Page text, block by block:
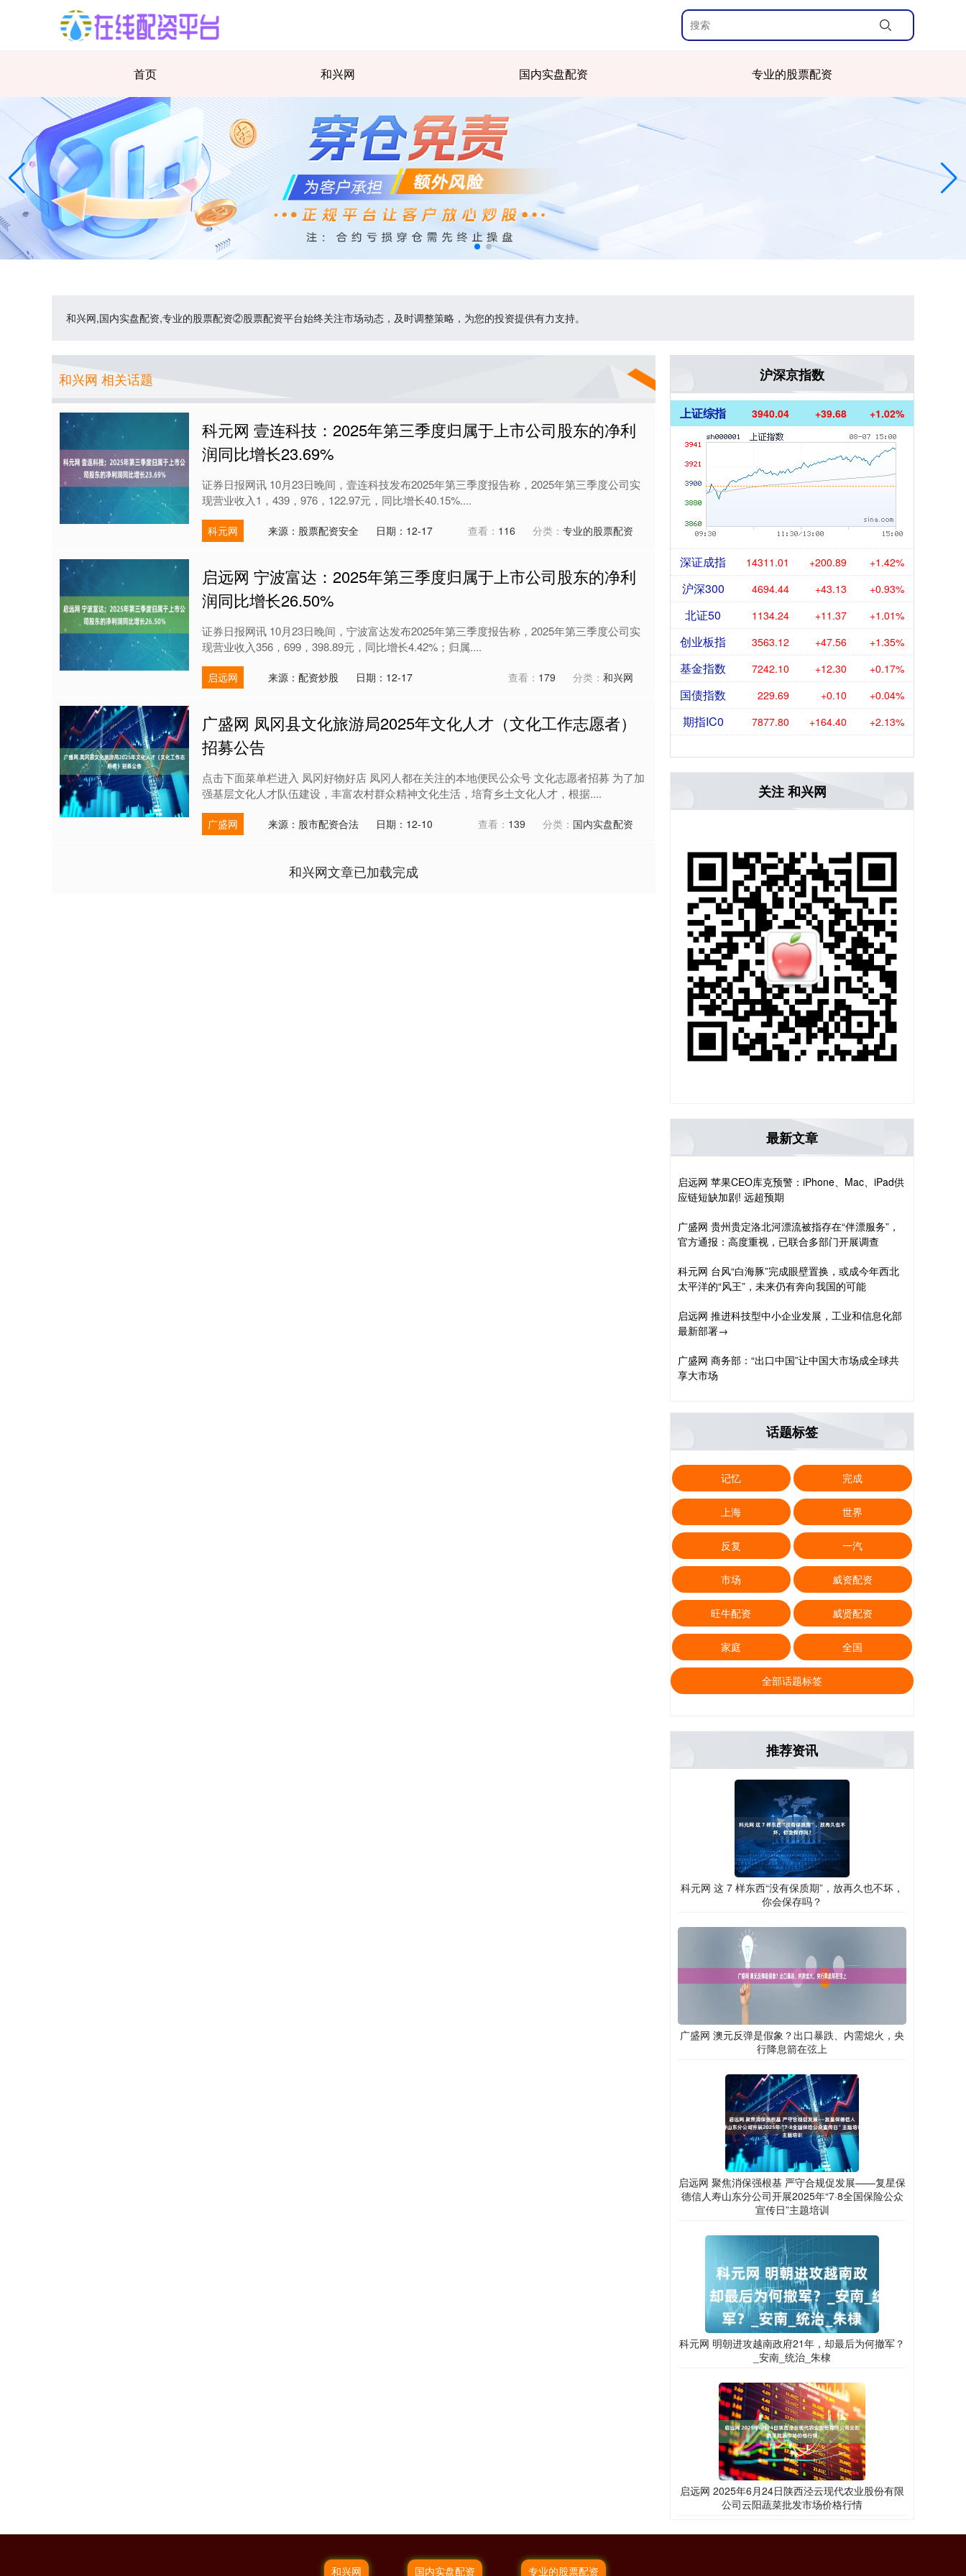
首页 和兴网 国内实盘配资 专业的股票配资
和兴网,国内实盘配资,专业的股票配资②股票配资平台始终关注市场动态，及时调整策略，为您的投资提供有力支持。
和兴网 相关话题
科元网 壹连科技：2025年第三季度归属于上市公司股东的净利
润同比增长23.69%
证券日报网讯 10月23日晚间，壹连科技发布2025年第三季度报告称，2025年第三季度公司实
现营业收入1，439，976，122.97元，同比增长40.15%....
科元网 来源：股票配资安全 日期：12-17 查看： 116 分类： 专业的股票配资
启远网 宁波富达：2025年第三季度归属于上市公司股东的净利
润同比增长26.50%
证券日报网讯 10月23日晚间，宁波富达发布2025年第三季度报告称，2025年第三季度公司实
现营业收入356，699，398.89元，同比增长4.42%；归属....
启远网 来源：配资炒股 日期：12-17 查看： 179 分类： 和兴网
广盛网 凤冈县文化旅游局2025年文化人才（文化工作志愿者）
招募公告
点击下面菜单栏进入 凤冈好物好店 凤冈人都在关注的本地便民公众号 文化志愿者招募 为了加
强基层文化人才队伍建设，丰富农村群众精神文化生活，培育乡土文化人才，根据....
广盛网 来源：股市配资合法 日期：12-10 查看： 139 分类： 国内实盘配资
和兴网文章已加载完成
沪深京指数
上证综指 3940.04 +39.68 +1.02%
深证成指 14311.01 +200.89 +1.42%
沪深300 4694.44 +43.13 +0.93%
北证50 1134.24 +11.37 +1.01%
创业板指 3563.12 +47.56 +1.35%
基金指数 7242.10 +12.30 +0.17%
国债指数 229.69 +0.10 +0.04%
期指IC0 7877.80 +164.40 +2.13%
关注 和兴网
最新文章
启远网 苹果CEO库克预警：iPhone、Mac、iPad供
应链短缺加剧! 远超预期
广盛网 贵州贵定洛北河漂流被指存在“伴漂服务”，
官方通报：高度重视，已联合多部门开展调查
科元网 台风“白海豚”完成眼壁置换，或成今年西北
太平洋的“风王”，未来仍有奔向我国的可能
启远网 推进科技型中小企业发展，工业和信息化部
最新部署→
广盛网 商务部：“出口中国”让中国大市场成全球共
享大市场
话题标签
记忆 完成
上海 世界
反复 一汽
市场 威资配资
旺牛配资 威贤配资
家庭 全国
全部话题标签
推荐资讯
科元网 这 7 样东西“没有保质期”，放再久也不坏，
你会保存吗？
广盛网 澳元反弹是假象？出口暴跌、内需熄火，央
行降息箭在弦上
启远网 聚焦消保强根基 严守合规促发展——复星保
德信人寿山东分公司开展2025年“7·8全国保险公众
宣传日”主题培训
科元网 明朝进攻越南政府21年，却最后为何撤军？
_安南_统治_朱棣
启远网 2025年6月24日陕西泾云现代农业股份有限
公司云阳蔬菜批发市场价格行情
和兴网 国内实盘配资 专业的股票配资